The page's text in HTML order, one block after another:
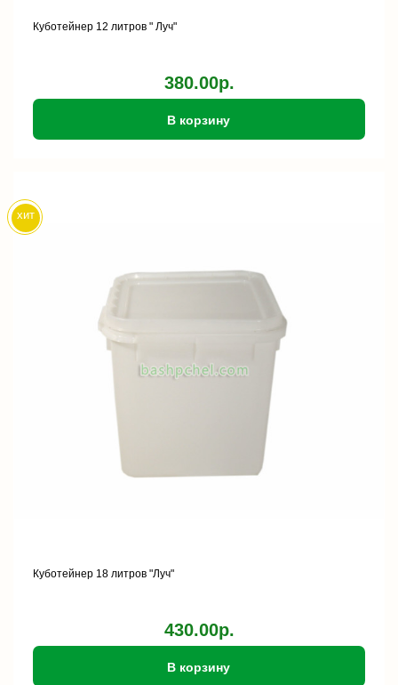
Куботейнер 12 литров " Луч"
380.00р.
В корзину
хит
Куботейнер 18 литров "Луч"
430.00р.
В корзину